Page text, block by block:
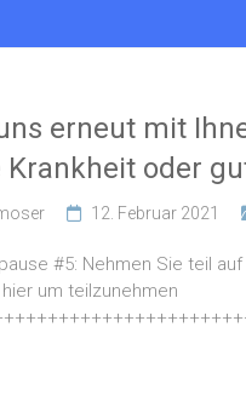
erneut mit
Krankheit oder
12. Februar 2021
#5: Nehmen Sie teil
um teilzunehmen